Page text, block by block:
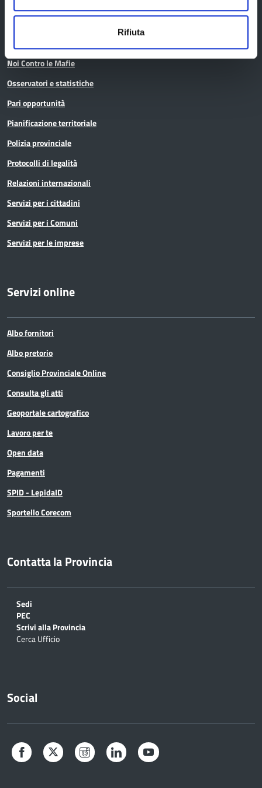
Rifiuta
Noi Contro le Mafie
Osservatori e statistiche
Pari opportunità
Pianificazione territoriale
Polizia provinciale
Protocolli di legalità
Relazioni internazionali
Servizi per i cittadini
Servizi per i Comuni
Servizi per le imprese
Servizi online
Albo fornitori
Albo pretorio
Consiglio Provinciale Online
Consulta gli atti
Geoportale cartografico
Lavoro per te
Open data
Pagamenti
SPID - LepidaID
Sportello Corecom
Contatta la Provincia
Sedi
PEC
Scrivi alla Provincia
Cerca Ufficio
Social
Facebook Twitter Instagram LinkedIn